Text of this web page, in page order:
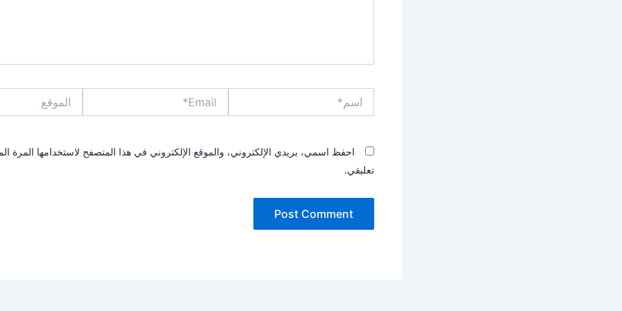
احفظ اسمي، بريدي الإلكتروني، والموقع الإلكتروني في هذا المتصفح لاستخدامها المرة
تعليقي.